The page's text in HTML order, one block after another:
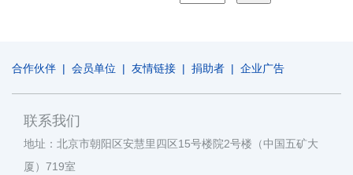
合作伙伴 | 会员单位 | 友情链接 | 捐助者 | 企业广告
联系我们
地址：北京市朝阳区安慧里四区15号楼院2号楼（中国五矿大
厦）719室